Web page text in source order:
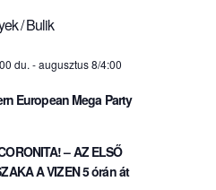
/ Bulik
du. -augusztus 8/4:00
European Mega Party
– AZ ELSŐ
A VIZEN 5 órán át